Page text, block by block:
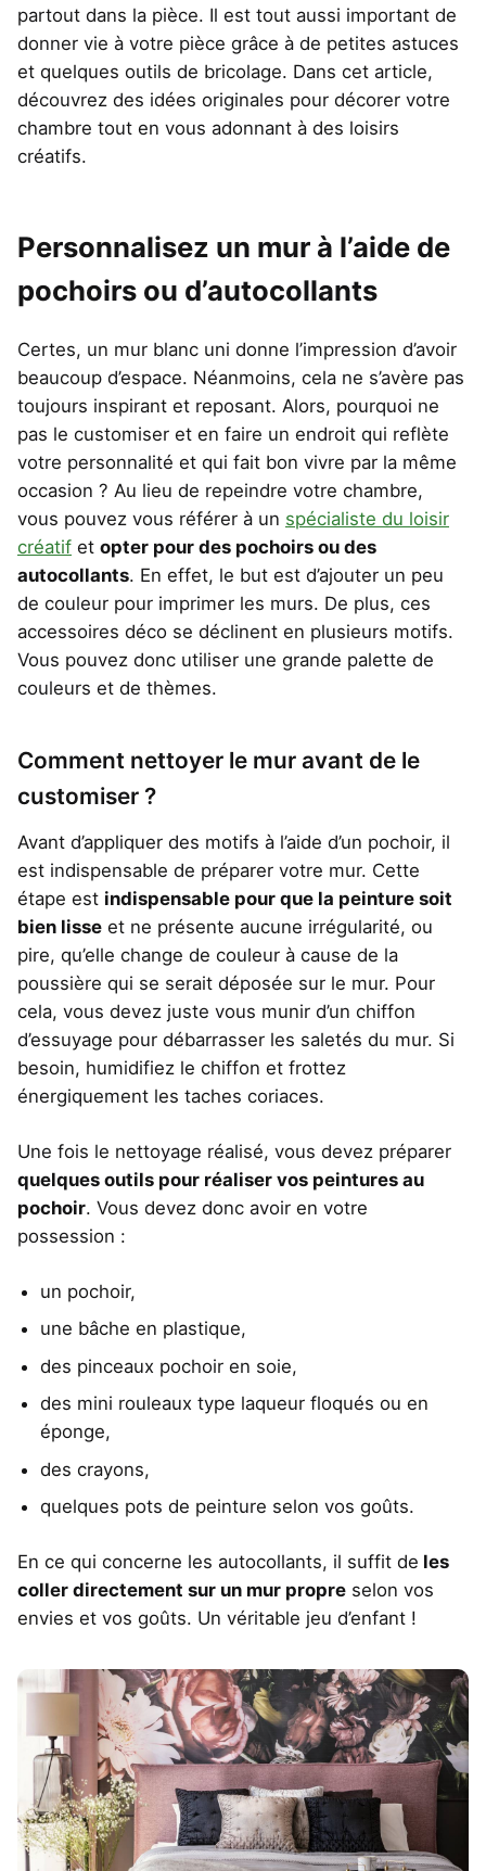
partout dans la pièce. Il est tout aussi important de
donner vie à votre pièce grâce à de petites astuces
et quelques outils de bricolage. Dans cet article,
découvrez des idées originales pour décorer votre
chambre tout en vous adonnant à des loisirs
créatifs.
Personnalisez un mur à l’aide de
pochoirs ou d’autocollants
Certes, un mur blanc uni donne l’impression d’avoir
beaucoup d’espace. Néanmoins, cela ne s’avère pas
toujours inspirant et reposant. Alors, pourquoi ne
pas le customiser et en faire un endroit qui reflète
votre personnalité et qui fait bon vivre par la même
occasion ? Au lieu de repeindre votre chambre,
vous pouvez vous référer à un spécialiste du loisir
créatif et opter pour des pochoirs ou des
autocollants. En effet, le but est d’ajouter un peu
de couleur pour imprimer les murs. De plus, ces
accessoires déco se déclinent en plusieurs motifs.
Vous pouvez donc utiliser une grande palette de
couleurs et de thèmes.
Comment nettoyer le mur avant de le
customiser ?
Avant d’appliquer des motifs à l’aide d’un pochoir, il
est indispensable de préparer votre mur. Cette
étape est indispensable pour que la peinture soit
bien lisse et ne présente aucune irrégularité, ou
pire, qu’elle change de couleur à cause de la
poussière qui se serait déposée sur le mur. Pour
cela, vous devez juste vous munir d’un chiffon
d’essuyage pour débarrasser les saletés du mur. Si
besoin, humidifiez le chiffon et frottez
énergiquement les taches coriaces.
Une fois le nettoyage réalisé, vous devez préparer
quelques outils pour réaliser vos peintures au
pochoir. Vous devez donc avoir en votre
possession :
un pochoir,
une bâche en plastique,
des pinceaux pochoir en soie,
des mini rouleaux type laqueur floqués ou en
éponge,
des crayons,
quelques pots de peinture selon vos goûts.
En ce qui concerne les autocollants, il suffit de les
coller directement sur un mur propre selon vos
envies et vos goûts. Un véritable jeu d’enfant !